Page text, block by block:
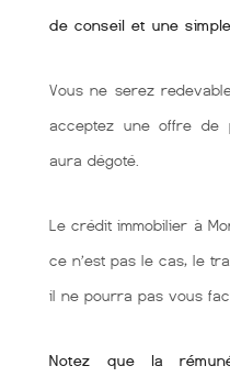
de conseil et une
Vous ne serez
acceptez une offre de
aura dégoté.
Le crédit immobilier à
ce n’est pas le cas, le
il ne pourra pas vous
Notez que la